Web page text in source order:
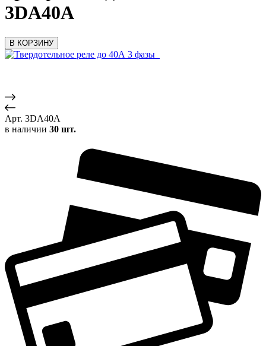
3DA40A
В КОРЗИНУ
Арт. 3DA40A
в наличии 30 шт.